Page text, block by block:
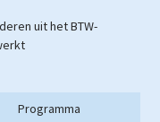
uit het BTW-
Programma